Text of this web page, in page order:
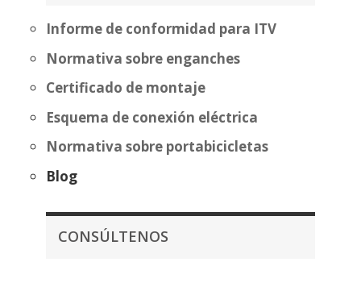
Informe de conformidad para ITV
Normativa sobre enganches
Certificado de montaje
Esquema de conexión eléctrica
Normativa sobre portabicicletas
Blog
CONSÚLTENOS